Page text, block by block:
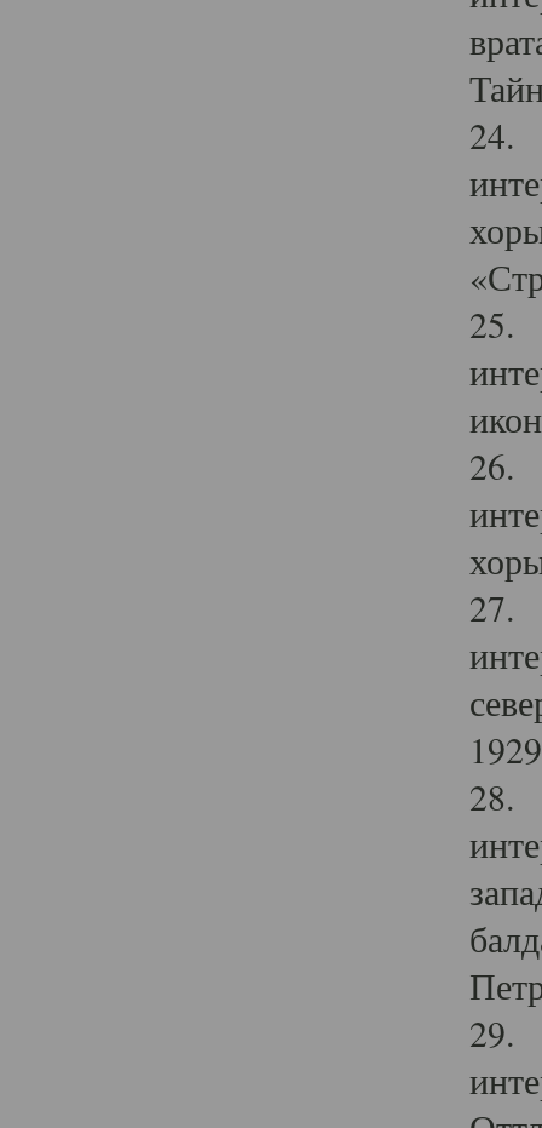
24.
25.
26.
27.
28.
29.